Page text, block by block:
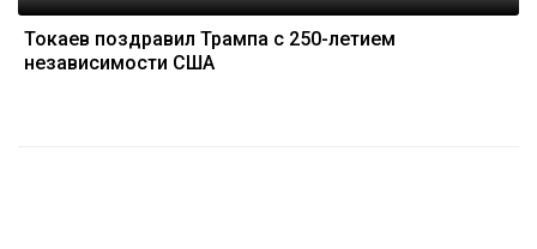
Токаев поздравил Трампа с 250-летием
независимости США